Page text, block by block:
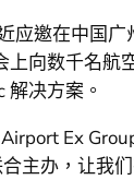
应邀在中国广
上向数千名航
解决方案。
Ex
主办，让我